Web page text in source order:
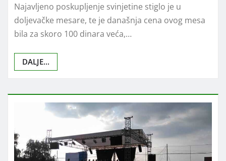
Najavljeno poskupljenje svinjetine stiglo je u
doljevačke mesare, te je današnja cena ovog mesa
bila za skoro 100 dinara veća,…
DALJE...